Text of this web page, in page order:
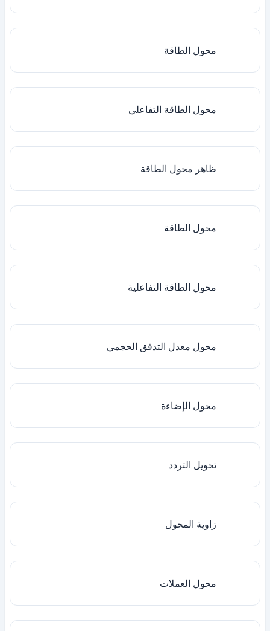
محول الطاقة
محول الطاقة التفاعلي
ظاهر محول الطاقة
محول الطاقة
محول الطاقة التفاعلية
محول معدل التدفق الحجمي
محول الإضاءة
تحويل التردد
زاوية المحول
محول العملات